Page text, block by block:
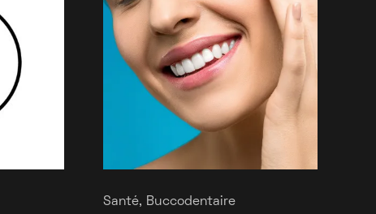
Santé, Buccodentaire